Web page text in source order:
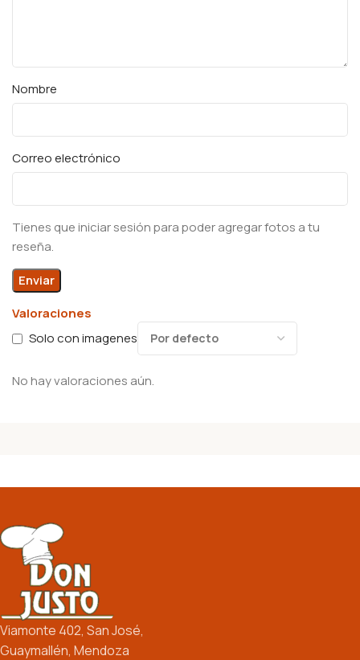
Valoraciones
Solo con imagenes
No hay valoraciones aún.
Nombre
Correo electrónico
Tienes que iniciar sesión para poder agregar fotos a tu
reseña.
Viamonte 402, San José,
Guaymallén, Mendoza